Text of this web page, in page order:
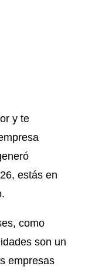
y te
estás en
como
son un
empresas